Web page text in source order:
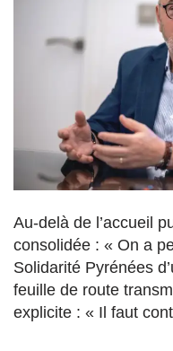
Au-delà de l’accueil
consolidée : « On a
Solidarité Pyrénées
feuille de route
explicite : « Il faut